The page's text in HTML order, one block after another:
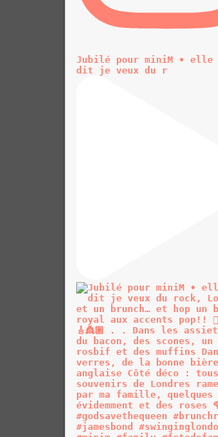
Jubilé pour miniM • elle
dit je veux du r